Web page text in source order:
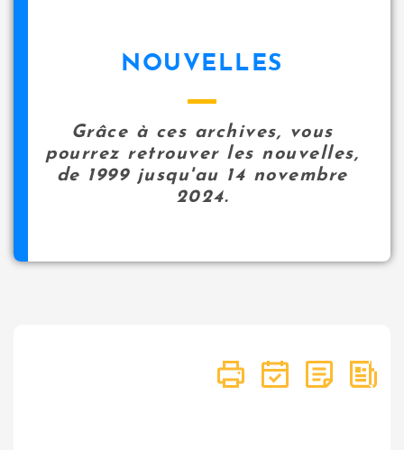
NOUVELLES
Grâce à ces archives, vous
pourrez retrouver les nouvelles,
de 1999 jusqu'au 14 novembre
2024.